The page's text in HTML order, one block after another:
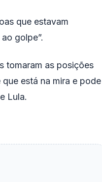
que estavam
golpe”.
tomaram as posições
está na mira e pode
Lula.